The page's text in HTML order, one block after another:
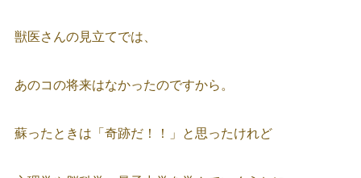
獣医さんの見立てでは、
あのコの将来はなかったのですから。
蘇ったときは「奇跡だ！！」と思ったけれど